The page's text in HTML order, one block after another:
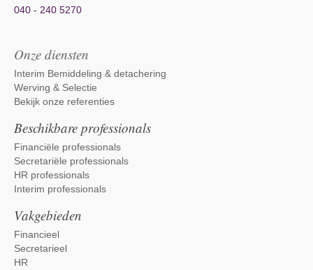
040 - 240 5270
Onze diensten
Interim Bemiddeling & detachering
Werving & Selectie
Bekijk onze referenties
Beschikbare professionals
Financiële professionals
Secretariële professionals
HR professionals
Interim professionals
Vakgebieden
Financieel
Secretarieel
HR